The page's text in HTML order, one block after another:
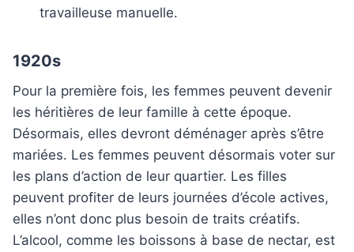
travailleuse manuelle.
1920s
Pour la première fois, les femmes peuvent devenir
les héritières de leur famille à cette époque.
Désormais, elles devront déménager après s’être
mariées. Les femmes peuvent désormais voter sur
les plans d’action de leur quartier. Les filles
peuvent profiter de leurs journées d’école actives,
elles n’ont donc plus besoin de traits créatifs.
L’alcool, comme les boissons à base de nectar, est